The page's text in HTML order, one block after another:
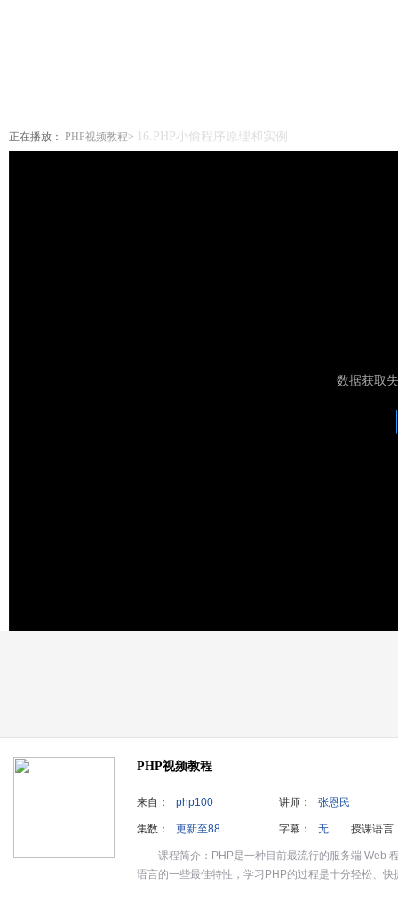
正在播放： PHP视频教程> 16.PHP小偷程序原理和实例
PHP视频教程
来自： php100 讲师： 张恩民
集数： 更新至88 字幕： 无 授课语言
课程简介：PHP是一种目前最流行的服务端 Web
语言的一些最佳特性，学习PHP的过程是十分轻松、快